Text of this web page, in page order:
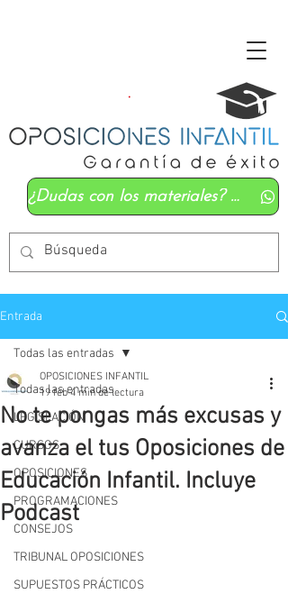
¿Dudas con los materiales? Mándanos un whatsapp
Entrada
Todas las entradas
LEGISLACIÓN
CURSOS
OPOSICIONES
PROGRAMACIONES
CONSEJOS
TRIBUNAL OPOSICIONES
SUPUESTOS PRÁCTICOS
Todas las entradas
No te pongas más excusas y
avanza el tus Oposiciones de
Educación Infantil. Incluye
Podcast
OPOSICIONES INFANTIL
19 feb 4 min de lectura